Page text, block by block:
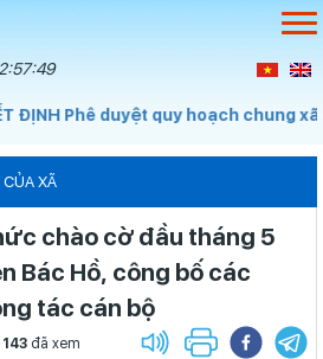
ĐỊNH Phê duyệt quy hoạch chung xã
XÃ
chào cờ đầu tháng 5
Bác Hồ, công bố các
tác cán bộ
143 đã xem